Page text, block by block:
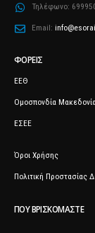
Τηλέφωνο:
Email:
ΦΟΡΕΊΣ
ΕΕΘ
Ομοσπονδία
ΕΣΕΕ
Όροι Χρήσης
Πολιτική Προστασίας
ΠΟΥ ΒΡΙΣΚΌΜΑΣΤΕ